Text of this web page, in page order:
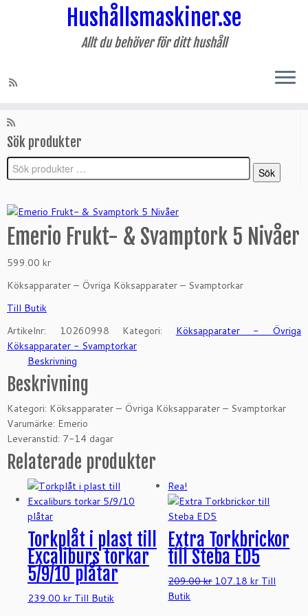
Hoppa
Hushållsmaskiner.se
Allt du behöver för ditt hushåll
Sök produkter
Sök
efter:
Sök
Emerio Frukt- & Svamptork 5 Nivåer
599.00 kr
Köksapparater – Övriga Köksapparater – Svamptorkar
Till Butik
Artikelnr:
10260998 Kategori: Köksapparater - Övriga
Köksapparater - Svamptorkar
Beskrivning
Beskrivning
Kategori: Köksapparater – Övriga Köksapparater – Svamptorkar
Varumärke: Emerio
Leveranstid: 7-14 dagar
Relaterade produkter
Torkplåt i plast till
Excaliburs torkar
5/9/10 plåtar
239.00 kr Till Butik
Rea!
Extra Torkbrickor
till Steba ED5
209.00kr Det
107.18krDet
Till
Butik